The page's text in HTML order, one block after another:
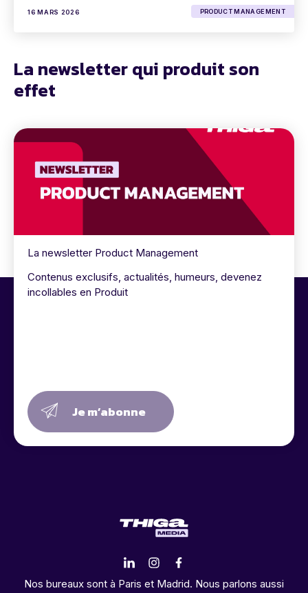
16 MARS 2026 PRODUCT MANAGEMENT
La newsletter qui produit son
effet
La newsletter Product Management
Contenus exclusifs, actualités, humeurs, devenez
incollables en Produit
Je m’abonne
Nos bureaux sont à Paris et Madrid. Nous parlons aussi